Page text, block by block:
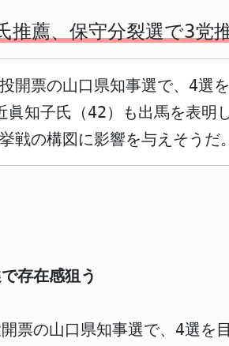
推薦、保守分裂選で3党
開票の山口県知事選で、4選
知子氏（42）も出馬を表明
戦の構図に影響を与えそうだ。
存在感狙う
票の山口県知事選で、4選を